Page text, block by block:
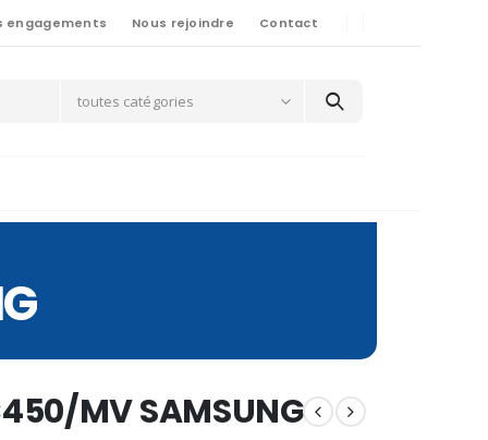
engagements Nous rejoindre Contact
toutes catégories
MV SAMSUNG